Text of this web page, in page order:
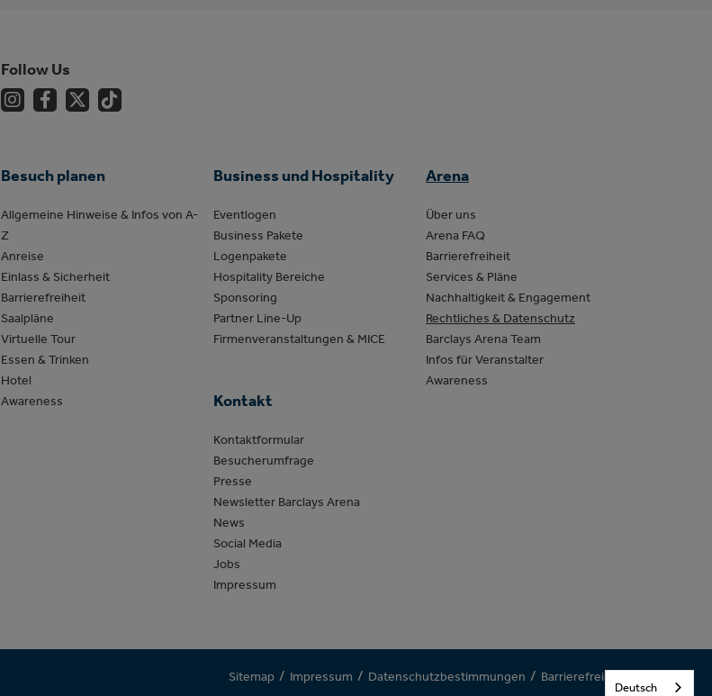
Follow Us
Besuch planen
Allgemeine Hinweise & Infos von A-
Z
Anreise
Einlass & Sicherheit
Barrierefreiheit
Saalpläne
Virtuelle Tour
Essen & Trinken
Hotel
Awareness
Business und Hospitality
Eventlogen
Business Pakete
Logenpakete
Hospitality Bereiche
Sponsoring
Partner Line-Up
Firmenveranstaltungen & MICE
Arena
Über uns
Arena FAQ
Barrierefreiheit
Services & Pläne
Nachhaltigkeit & Engagement
Rechtliches & Datenschutz
Barclays Arena Team
Infos für Veranstalter
Awareness
Kontakt
Kontaktformular
Besucherumfrage
Presse
Newsletter Barclays Arena
News
Social Media
Jobs
Impressum
Sitemap / Impressum / Datenschutzbestimmungen / Barrierefreiheit /
Deutsch